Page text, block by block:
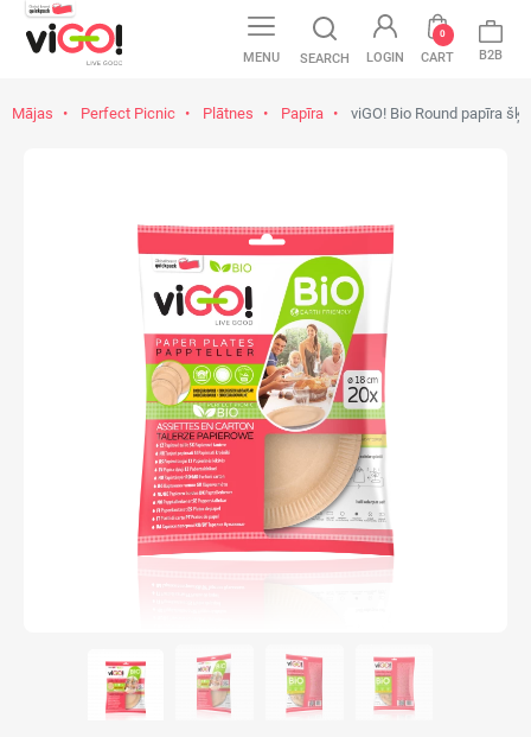
MENU SEARCH LOGIN CART
0
B2B
Mājas Perfect Picnic Plātnes Papīra viGO! Bio Round papīra